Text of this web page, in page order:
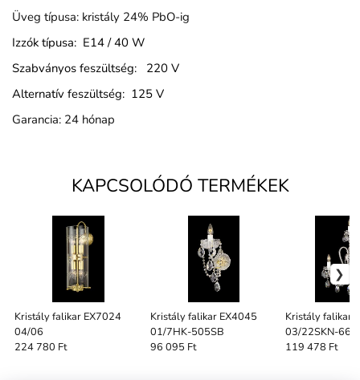
Üveg típusa: kristály 24% PbO-ig
Izzók típusa: E14 / 40 W
Szabványos feszültség: 220 V
Alternatív feszültség: 125 V
Garancia: 24 hónap
KAPCSOLÓDÓ TERMÉKEK
Kristály falikar EX7024
04/06
224 780 Ft
Kristály falikar EX4045
01/7HK-505SB
96 095 Ft
Kristály falikar
03/22SKN-
119 478 Ft